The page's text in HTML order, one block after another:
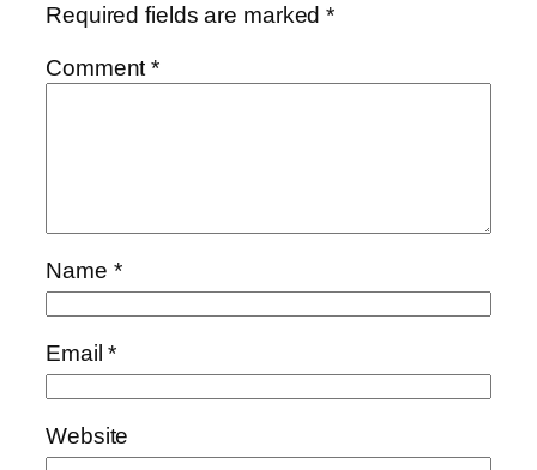
Required fields are marked*
Comment*
Name *
Email*
Website